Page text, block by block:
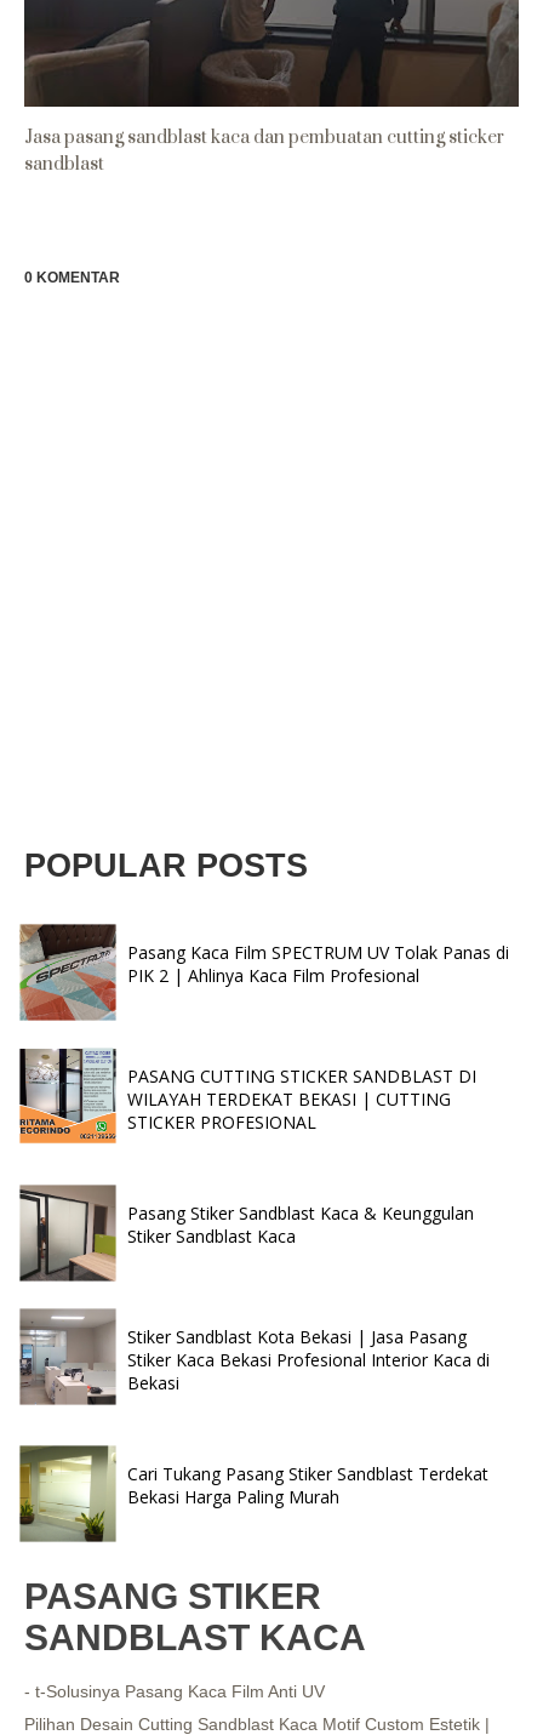
Jasa pasang sandblast kaca dan pembuatan cutting sticker
sandblast
0 KOMENTAR
POPULAR POSTS
Pasang Kaca Film SPECTRUM UV Tolak Panas di
PIK 2 | Ahlinya Kaca Film Profesional
PASANG CUTTING STICKER SANDBLAST DI
WILAYAH TERDEKAT BEKASI | CUTTING
STICKER PROFESIONAL
Pasang Stiker Sandblast Kaca & Keunggulan
Stiker Sandblast Kaca
Stiker Sandblast Kota Bekasi | Jasa Pasang
Stiker Kaca Bekasi Profesional Interior Kaca di
Bekasi
Cari Tukang Pasang Stiker Sandblast Terdekat
Bekasi Harga Paling Murah
PASANG STIKER
SANDBLAST KACA
- t-Solusinya Pasang Kaca Film Anti UV
Pilihan Desain Cutting Sandblast Kaca Motif Custom Estetik |